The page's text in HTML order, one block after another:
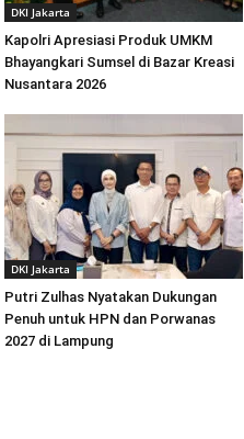
DKI Jakarta
Kapolri Apresiasi Produk UMKM
Bhayangkari Sumsel di Bazar Kreasi
Nusantara 2026
DKI Jakarta
Putri Zulhas Nyatakan Dukungan
Penuh untuk HPN dan Porwanas
2027 di Lampung